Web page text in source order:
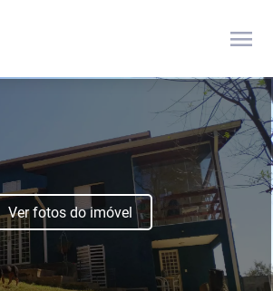
menu
Ver fotos do imóvel